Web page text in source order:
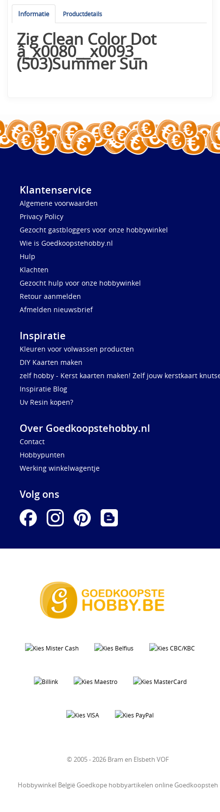
Informatie Productdetails
Zig Clean Color Dot
â_x0080__x0093_
(503)Summer Sun
Klantenservice
Algemene voorwaarden
Privacy Policy
Gezocht gastbloggers voor onze hobbywinkel
Wie is Goedkoopstehobby.nl
Hulp
Klachten
Gezocht hulp voor onze hobbywinkel
Retour aanmelden
Afmelden nieuwsbrief
Inspiratie
Kleuren voor volwassen producten
DIY Kaarten maken
zelf hobby - Kerst kaarten maken! Zelf jouw kerstkaart
Inspiratie Blog
Uv Resin kopen?
Over Goedkoopstehobby.nl
Contact
Hobbypunten
Werking winkelwagentje
Volg ons
© 2005 - 2026 Bram en Elsbeth VOF
Hobbywinkel België Goedkope hobbyartikelen online Goedkoopsteh